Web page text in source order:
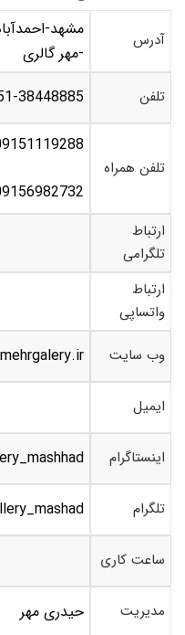
آدرس
مشهد-
-مهر گالری
تلفن 38448885
تلفن همراه
ارتباط
تلگرامی
ارتباط
واتساپی
وب سایت
ایمیل
اینستاگرام
تلگرام
ساعت کاری
مدیریت حیدری مهر